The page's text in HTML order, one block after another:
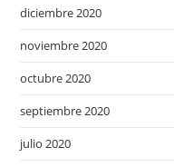
diciembre 2020
noviembre 2020
octubre 2020
septiembre 2020
julio 2020